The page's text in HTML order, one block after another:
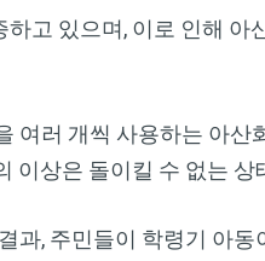
고 있으며, 이로 인해 아
여러 개씩 사용하는 아
이상은 돌이킬 수 없는
과, 주민들이 학령기 아